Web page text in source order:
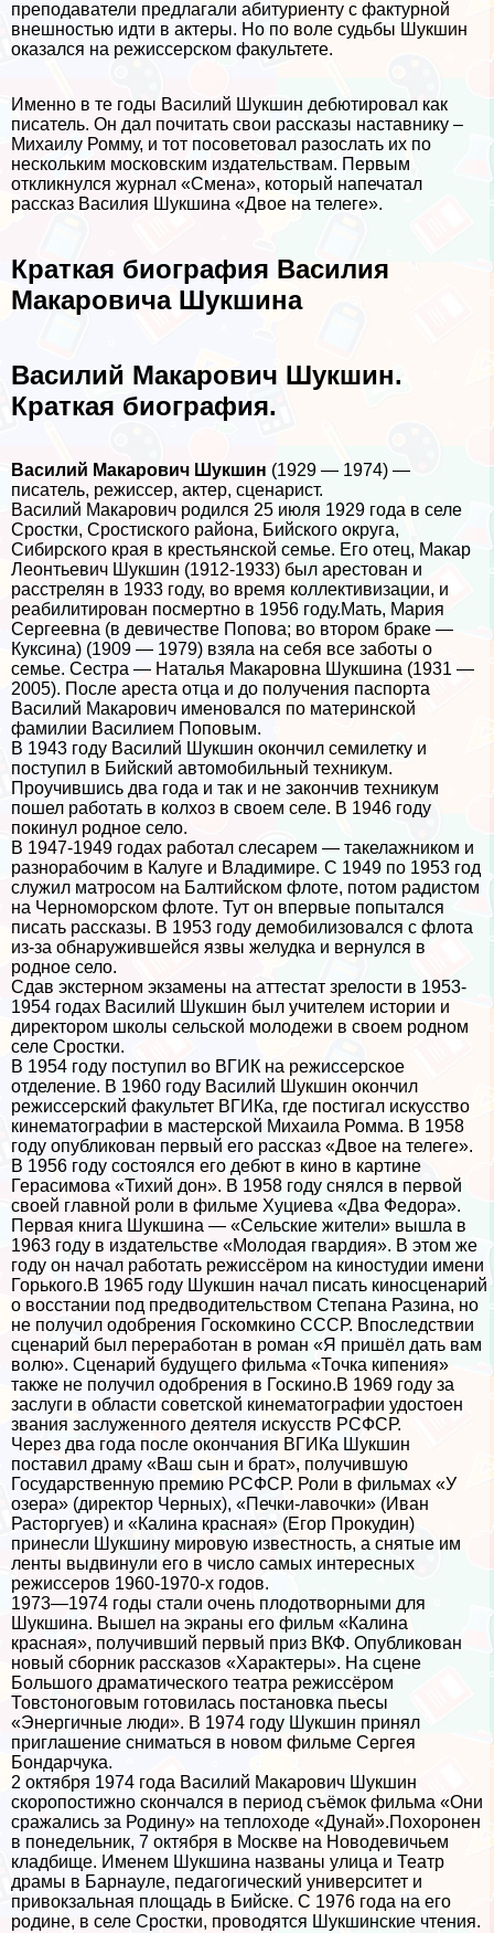
преподаватели предлагали абитуриенту с фактурной
внешностью идти в актеры. Но по воле судьбы Шукшин
оказался на режиссерском факультете.
Именно в те годы Василий Шукшин дебютировал как
писатель. Он дал почитать свои рассказы наставнику –
Михаилу Ромму, и тот посоветовал разослать их по
нескольким московским издательствам. Первым
откликнулся журнал «Смена», который напечатал
рассказ Василия Шукшина «Двое на телеге».
Краткая биография Василия
Макаровича Шукшина
Василий Макарович Шукшин.
Краткая биография.
Василий Макарович Шукшин (1929 — 1974) —
писатель, режиссер, актер, сценарист.
Василий Макарович родился 25 июля 1929 года в селе
Сростки, Сростиского района, Бийского округа,
Сибирского края в крестьянской семье. Его отец, Макар
Леонтьевич Шукшин (1912-1933) был арестован и
расстрелян в 1933 году, во время коллективизации, и
реабилитирован поcмepтно в 1956 году.Мать, Мария
Сергеевна (в девичестве Попова; во втором бpaке —
Куксина) (1909 — 1979) взяла на себя все заботы о
семье. Сестра — Наталья Макаровна Шукшина (1931 —
2005). После ареста отца и до получения паспорта
Василий Макарович именовался по материнской
фамилии Василием Поповым.
В 1943 году Василий Шукшин окончил семилетку и
поступил в Бийский автомобильный техникум.
Проучившись два года и так и не закончив техникум
пошел работать в колхоз в своем селе. В 1946 году
покинул родное село.
В 1947-1949 годах работал слесарем — такелажником и
разнорабочим в Калуге и Владимире. С 1949 по 1953 год
служил матросом на Балтийском флоте, потом радистом
на Черноморском флоте. Тут он впервые попытался
писать рассказы. В 1953 году демобилизовался с флота
из-за обнаружившейся язвы желудка и вернулся в
родное село.
Сдав экстерном экзамены на аттестат зрелости в 1953-
1954 годах Василий Шукшин был учителем истории и
директором школы сельской молодежи в своем родном
селе Сростки.
В 1954 году поступил во ВГИК на режиссерское
отделение. В 1960 году Василий Шукшин окончил
режиссерский факультет ВГИКа, где постигал искусство
кинематографии в мастерской Михаила Ромма. В 1958
году опубликован первый его рассказ «Двое на телеге».
В 1956 году состоялся его дебют в кино в картине
Герасимова «Тихий дон». В 1958 году снялся в первой
своей главной роли в фильме Хуциева «Два Федора».
Первая книга Шукшина — «Сельские жители» вышла в
1963 году в издательстве «Молодая гвардия». В этом же
году он начал работать режиссёром на киностудии имени
Горького.В 1965 году Шукшин начал писать киносценарий
о восстании под предводительством Степана Разина, но
не получил одобрения Госкомкино СССР. Впоследствии
сценарий был переработан в роман «Я пришёл дать вам
волю». Сценарий будущего фильма «Точка кипения»
также не получил одобрения в Госкино.В 1969 году за
заслуги в области советской кинематографии удостоен
звания заслуженного деятеля искусств РСФСР.
Через два года после окончания ВГИКа Шукшин
поставил драму «Ваш сын и брат», получившую
Государственную премию РСФСР. Роли в фильмах «У
озера» (директор Черных), «Печки-лавочки» (Иван
Расторгуев) и «Калина красная» (Егор Прокудин)
принесли Шукшину мировую известность, а снятые им
ленты выдвинули его в число самых интересных
режиссеров 1960-1970-х годов.
1973—1974 годы стали очень плодотворными для
Шукшина. Вышел на экраны его фильм «Калина
красная», получивший первый приз ВКФ. Опубликован
новый сборник рассказов «Хаpaктеры». На сцене
Большого драматического театра режиссёром
Товстоноговым готовилась постановка пьесы
«Энергичные люди». В 1974 году Шукшин принял
приглашение сниматься в новом фильме Сергея
Бондарчука.
2 октября 1974 года Василий Макарович Шукшин
скоропостижно скончался в период съёмок фильма «Они
сражались за Родину» на теплоходе «Дунай».Похоронен
в понедельник, 7 октября в Москве на Новодевичьем
кладбище. Именем Шукшина названы улица и Театр
драмы в Барнауле, педагогический университет и
привокзальная площадь в Бийске. С 1976 года на его
родине, в селе Сростки, проводятся Шукшинские чтения.